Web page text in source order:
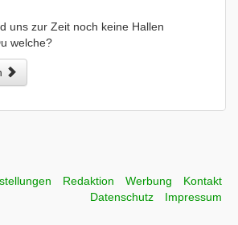
uns zur Zeit noch keine Hallen
welche?
Redaktion Werbung
Kontakt
Datenschutz
Impressum